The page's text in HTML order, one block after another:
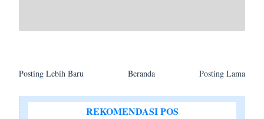
Posting Lebih Baru Posting Lama
Beranda
REKOMENDASI POS